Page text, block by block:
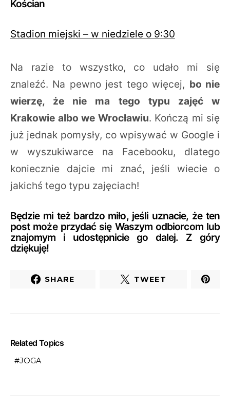
Kościan
Stadion miejski – w niedziele o 9:30
Na razie to wszystko, co udało mi się
znaleźć. Na pewno jest tego więcej, bo nie
wierzę, że nie ma tego typu zajęć w
Krakowie albo we Wrocławiu. Kończą mi się
już jednak pomysły, co wpisywać w Google i
w wyszukiwarce na Facebooku, dlatego
koniecznie dajcie mi znać, jeśli wiecie o
jakichś tego typu zajęciach!
Będzie mi też bardzo miło, jeśli uznacie, że ten
post może przydać się Waszym odbiorcom lub
znajomym i udostępnicie go dalej. Z góry
dziękuję!
SHARE TWEET
Related Topics
JOGA